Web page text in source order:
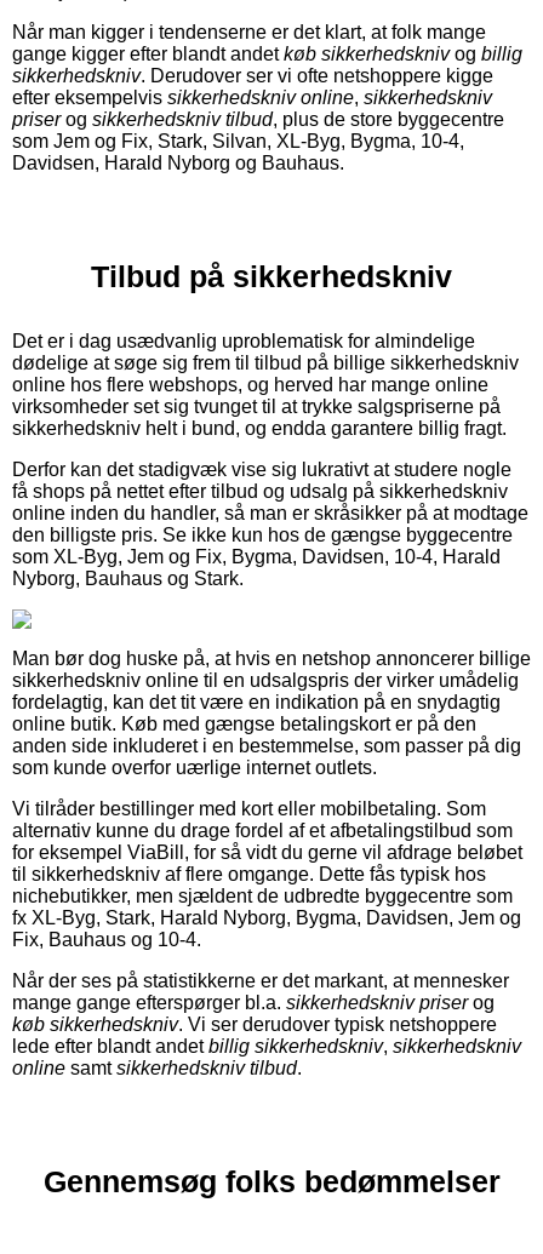
Når man kigger i tendenserne er det klart, at folk mange
gange kigger efter blandt andetkøb sikkerhedsknivog billig
sikkerhedskniv. Derudover ser vi ofte netshoppere kigge
efter eksempelvis sikkerhedskniv online, sikkerhedskniv
priserog sikkerhedskniv tilbud, plus de store byggecentre
som Jem og Fix, Stark, Silvan, XL-Byg, Bygma, 10-4,
Davidsen, Harald Nyborg og Bauhaus.
Tilbud på sikkerhedskniv
Det er i dag usædvanlig uproblematisk for almindelige
dødelige at søge sig frem til tilbud på billige sikkerhedskniv
online hos flere webshops, og herved har mange online
virksomheder set sig tvunget til at trykke salgspriserne på
sikkerhedskniv helt i bund, og endda garantere billig fragt.
Derfor kan det stadigvæk vise sig lukrativt at studere nogle
få shops på nettet efter tilbud og udsalg på sikkerhedskniv
online inden du handler, så man er skråsikker på at modtage
den billigste pris. Se ikke kun hos de gængse byggecentre
som XL-Byg, Jem og Fix, Bygma, Davidsen, 10-4, Harald
Nyborg, Bauhaus og Stark.
Man bør dog huske på, at hvis en netshop annoncerer billige
sikkerhedskniv online til en udsalgspris der virker umådelig
fordelagtig, kan det tit være en indikation på en snydagtig
online butik. Køb med gængse betalingskort er på den
anden side inkluderet i en bestemmelse, som passer på dig
som kunde overfor uærlige internet outlets.
Vi tilråder bestillinger med kort eller mobilbetaling. Som
alternativ kunne du drage fordel af et afbetalingstilbud som
for eksempel ViaBill, for så vidt du gerne vil afdrage beløbet
til sikkerhedskniv af flere omgange. Dette fås typisk hos
nichebutikker, men sjældent de udbredte byggecentre som
fx XL-Byg, Stark, Harald Nyborg, Bygma, Davidsen, Jem og
Fix, Bauhaus og 10-4.
Når der ses på statistikkerne er det markant, at mennesker
mange gange efterspørger bl.a. sikkerhedskniv priserog
køb sikkerhedskniv. Vi ser derudover typisk netshoppere
lede efter blandt andetbillig sikkerhedskniv, sikkerhedskniv
online samtsikkerhedskniv tilbud.
Gennemsøg folks bedømmelser